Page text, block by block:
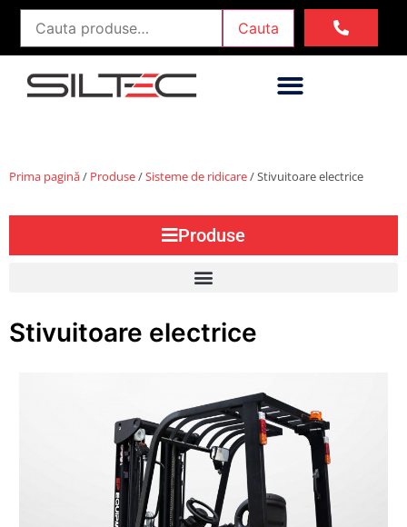
Cauta
Prima pagină/ Produse/Sisteme de ridicare/ Stivuitoare electrice
Produse
Stivuitoare electrice